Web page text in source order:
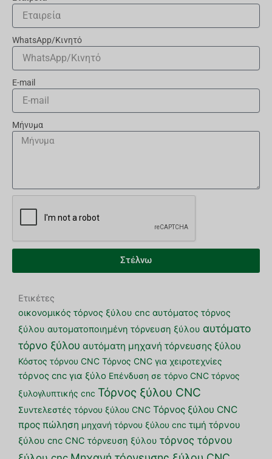
WhatsApp/Κινητό
E-mail
Μήνυμα
Στέλνω
Ετικέτες
οικονομικός τόρνος ξύλου cnc αυτόματος τόρνος
ξύλου αυτοματοποιημένη τόρνευση ξύλου αυτόματο
τόρνο ξύλου αυτόματη μηχανή τόρνευσης ξύλου
Κόστος τόρνου CNC Τόρνος CNC για χειροτεχνίες
τόρνος cnc για ξύλο Επένδυση σε τόρνο CNC τόρνος
ξυλογλυπτικής cnc Τόρνος ξύλου CNC
Συντελεστές τόρνου ξύλου CNC Τόρνος ξύλου CNC
προς πώληση μηχανή τόρνου ξύλου cnc τιμή τόρνου
ξύλου cnc CNC τόρνευση ξύλου τόρνος τόρνου